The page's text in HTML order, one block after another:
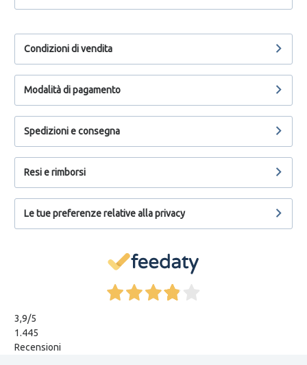
Condizioni di vendita
Modalità di pagamento
Spedizioni e consegna
Resi e rimborsi
Le tue preferenze relative alla privacy
3,9/5
1.445
Recensioni